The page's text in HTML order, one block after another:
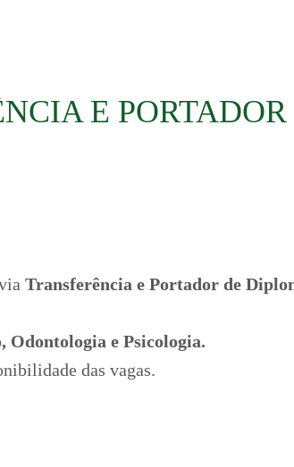
E
Transferência e Portador de
e Psicologia.
das vagas.